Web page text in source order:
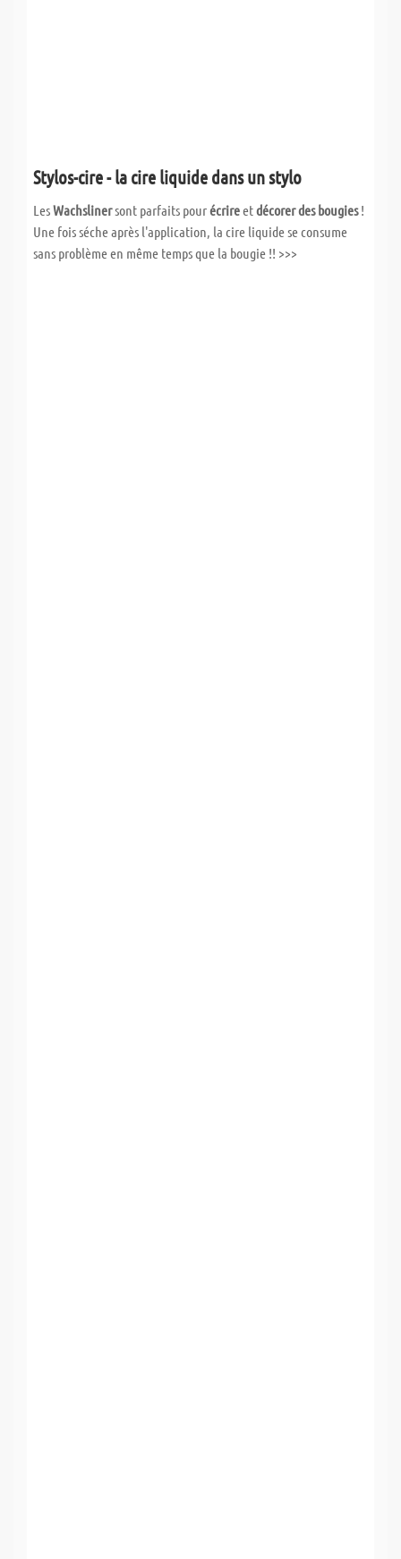
Stylos-cire - la cire liquide dans un stylo
LesWachslinersont parfaits pourécrireetdécorer des bougies!
Une fois séche après l'application, la cire liquide se consume
sans problème en même temps que la bougie !! >>>